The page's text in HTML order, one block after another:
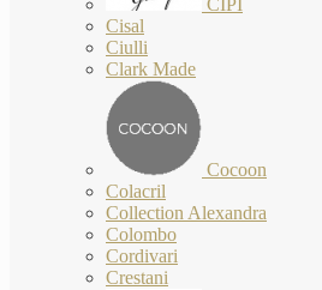
CIPI
Cisal
Ciulli
Clark Made
Cocoon
Colacril
Collection Alexandra
Colombo
Cordivari
Crestani